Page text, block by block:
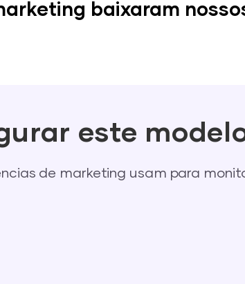
baixaram
este
de marketing usam para